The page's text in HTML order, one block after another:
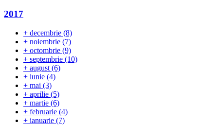
2017
+ decembrie (8)
+ noiembrie (7)
+ octombrie (9)
+ septembrie (10)
+ august (6)
+ iunie (4)
+ mai (3)
+ aprilie (5)
+ martie (6)
+ februarie (4)
+ ianuarie (7)